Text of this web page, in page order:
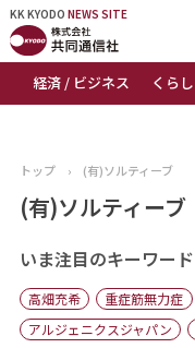
KK KYODO NEWS SITE
経済 / ビジネス くらし
KK KYODONEWS SITE
トップページ
ニュース
おすすめコンテンツ
出版物
トップ › (有)ソルティーブ
(有)ソルティーブ
いま注目のキーワード
高畑充希 重症筋無力症
アルジェニクスジャパン